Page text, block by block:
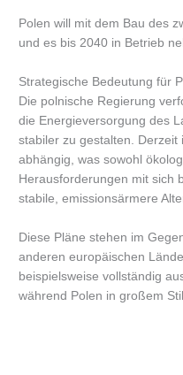
Polen will mit dem Bau des
und es bis 2040 in Betrieb
Strategische Bedeutung für
Die polnische Regierung
die Energieversorgung des
stabiler zu gestalten. Derzeit
abhängig, was sowohl
Herausforderungen mit sich
stabile, emissionsärmere
Diese Pläne stehen im
anderen europäischen
beispielsweise vollständig
während Polen in großem